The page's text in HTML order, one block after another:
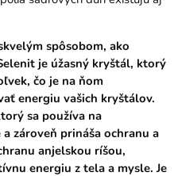
spôsobom, ako
je úžasný kryštál, ktorý
čo je na ňom
energiu vašich kryštálov.
sa používa na
zároveň prináša ochranu a
anjelskou ríšou,
energiu z tela a mysle. Je